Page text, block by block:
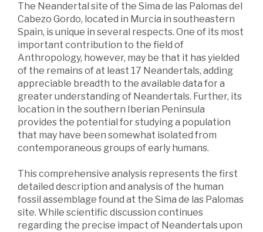
The Neandertal site of the Sima de las Palomas del
Cabezo Gordo, located in Murcia in southeastern
Spain, is unique in several respects. One of its most
important contribution to the field of
Anthropology, however, may be that it has yielded
of the remains of at least 17 Neandertals, adding
appreciable breadth to the available data for a
greater understanding of Neandertals. Further, its
location in the southern Iberian Peninsula
provides the potential for studying a population
that may have been somewhat isolated from
contemporaneous groups of early humans.
This comprehensive analysis represents the first
detailed description and analysis of the human
fossil assemblage found at the Sima de las Palomas
site. While scientific discussion continues
regarding the precise impact of Neandertals upon